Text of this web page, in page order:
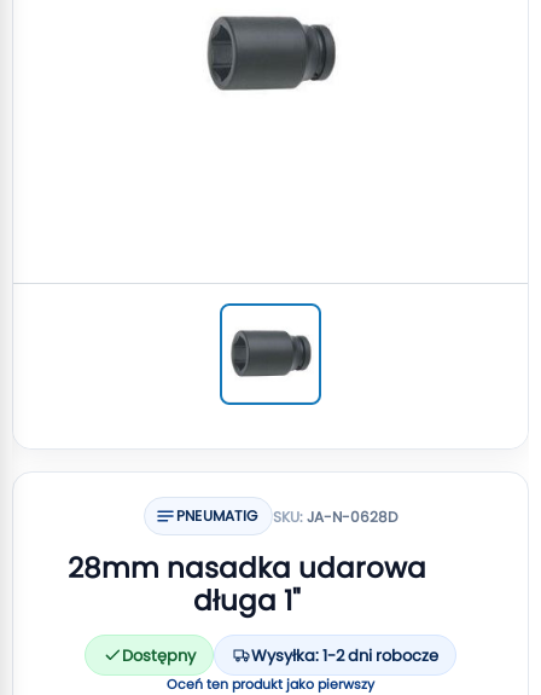
PNEUMATIG SKU:JA-N-0628D
28mm nasadka udarowa
długa 1"
Dostępny Wysyłka: 1-2 dni robocze
Oceń ten produkt jako pierwszy